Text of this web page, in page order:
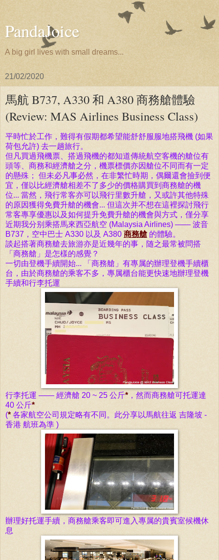
PandaJoice
A big girl lives with small dreams...
21/02/2020
馬航 B737, A330 和 A380 商務艙體驗
(Review: MAS Airlines Business Class)
平時忙於工作，難得有假期都希望能舒舒服服地搭飛機 (如果
荷包允許) 去一趟旅行。
但凡買過飛機票、搭過飛機的都知道傳統航空客機的艙位有
頭等、商務和經濟艙之分，機票標價亦因艙位不同而有一定
的懸殊； 但未必凡事必然，在非繁忙時期，偶爾還會撿到便
宜，僅以比經濟艙相差不了多少的價格購買到商務艙的機
位... 當然，飛行常客亦可以飛行里數升艙，又或許其他特殊
的原因獲得免費升艙的機會... 但這次并不想在這裡探討飛行
常客專享優惠以及如何提升免費升艙的機會與方式，僅分享
近期我分别乘搭馬來西亞航空 (Malaysia Airlines) —— 波音
B737，空中巴士 A330 以及 A380 商務艙 的體驗。
談起搭著商務艙去旅游亦是近幾年的事，随之最常被問搭
「 商務艙 」是怎樣的感覺？
一切由登機手續開始...
「 商務艙 」有專属的辦理登機手續櫃
台，由於商務艙的乘客不多，專属櫃台能更快速地辦理登機
手續和行李托運
行李托運 —— 經濟艙 20 ~ 25 公斤* ，然而商務艙可托運達
40 公斤*
(* 各家航空公司規定略有不同。此分享以馬航往返 吉隆坡 -
香港 航班為準 )
辦理好托運手續，商務艙乘客即可進入專属的貴賓室候機休
息